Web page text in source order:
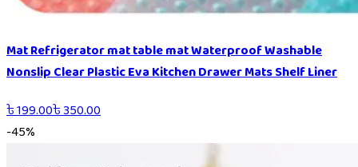
Mat Refrigerator mat table mat Waterproof Washable
Nonslip Clear Plastic Eva Kitchen Drawer Mats Shelf Liner
৳199.00৳350.00
-45%